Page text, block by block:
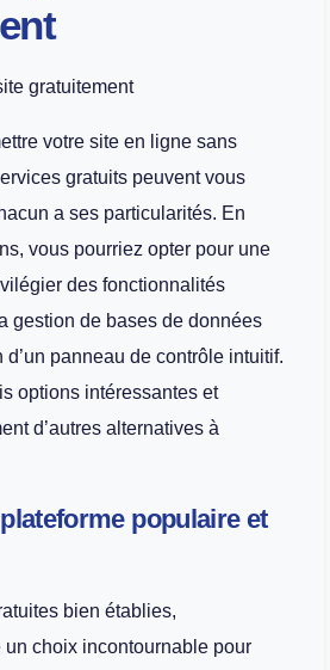
votre site en ligne sans
gratuits peuvent vous
a ses particularités. En
vous pourriez opter pour une
des fonctionnalités
gestion de bases de données
d’un panneau de contrôle intuitif.
options intéressantes et
d’autres alternatives à
populaire et
bien établies,
un choix incontournable pour